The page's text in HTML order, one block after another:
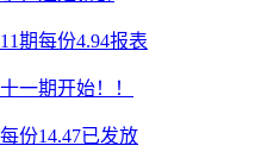
期每份4.94报表
一期开始！！
份14.47已发放